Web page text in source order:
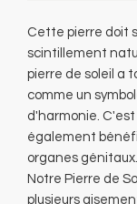
Cette pierre doit
scintillement
pierre de soleil a
comme un
d'harmonie. C'est
également
organes génitaux.
Notre Pierre de
plusieurs